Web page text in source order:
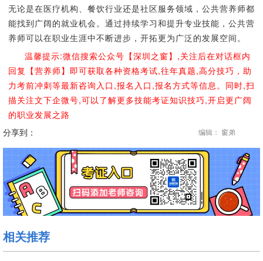
无论是在医疗机构、餐饮行业还是社区服务领域，公共营养师都
能找到广阔的就业机会。通过持续学习和提升专业技能，公共营
养师可以在职业生涯中不断进步，开拓更为广泛的发展空间。
温馨提示:微信搜索公众号【深圳之窗】,关注后在对话框内
回复【营养师】即可获取各种资格考试,往年真题,高分技巧，助
力考前冲刺等最新咨询入口,报名入口,报名方式等信息。同时,扫
描关注文下企微号,可以了解更多技能考证知识技巧,开启更广阔
的职业发展之路
分享到：
编辑： 窗弟
相关推荐